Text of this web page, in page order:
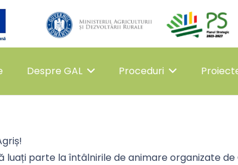
Despre GAL Proceduri
luați parte la întâlnirile de animare organizate de